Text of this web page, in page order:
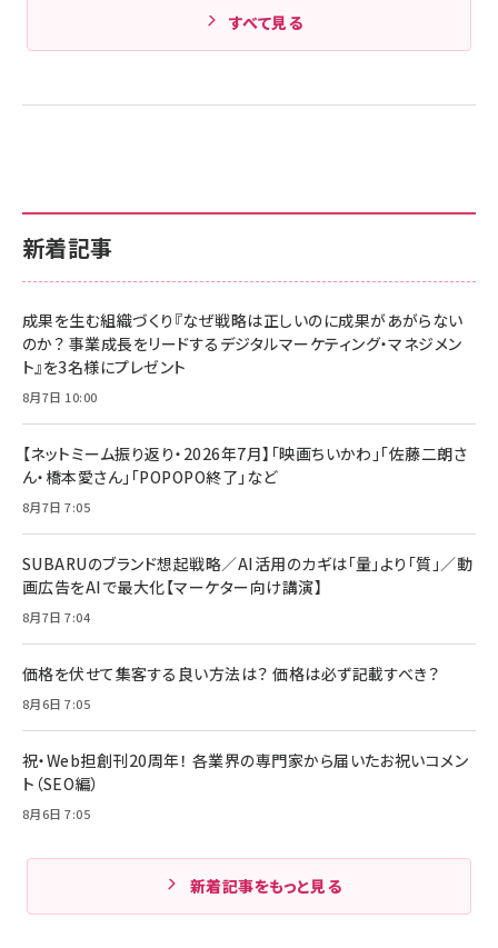
新着記事
成果を生む組織づくり『なぜ戦略は正しいのに成果があがらない
のか？ 事業成長をリードするデジタルマーケティング・マネジメン
ト』を3名様にプレゼント
8月7日 10:00
【ネットミーム振り返り・2026年7月】「映画ちいかわ」「佐藤二朗さ
ん・橋本愛さん」「POPOPO終了」など
8月7日 7:05
SUBARUのブランド想起戦略／AI活用のカギは「量」より「質」／動
画広告をAIで最大化【マーケター向け講演】
8月7日 7:04
価格を伏せて集客する良い方法は？ 価格は必ず記載すべき？
8月6日 7:05
祝・Web担創刊20周年！ 各業界の専門家から届いたお祝いコメン
ト（SEO編）
8月6日 7:05
新着記事をもっと見る
すべて見る